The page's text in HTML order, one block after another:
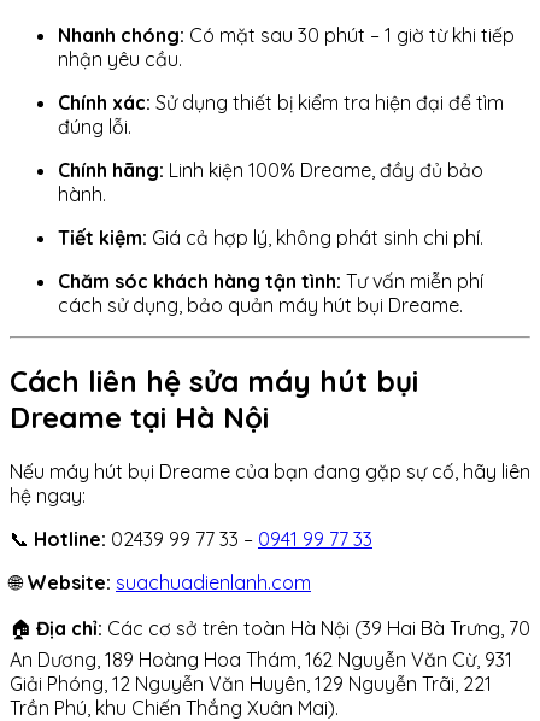
Nhanh chóng: Có mặt sau 30 phút – 1 giờ từ khi tiếp
nhận yêu cầu.
Chính xác: Sử dụng thiết bị kiểm tra hiện đại để tìm
đúng lỗi.
Chính hãng: Linh kiện 100% Dreame, đầy đủ bảo
hành.
Tiết kiệm: Giá cả hợp lý, không phát sinh chi phí.
Chăm sóc khách hàng tận tình: Tư vấn miễn phí
cách sử dụng, bảo quản máy hút bụi Dreame.
Cách liên hệ sửa máy hút bụi
Dreame tại Hà Nội
Nếu máy hút bụi Dreame của bạn đang gặp sự cố, hãy liên
hệ ngay:
📞 Hotline: 02439 99 77 33 – 0941 99 77 33
🌐Website: suachuadienlanh.com
🏠 Địa chỉ: Các cơ sở trên toàn Hà Nội (39 Hai Bà Trưng, 70
An Dương, 189 Hoàng Hoa Thám, 162 Nguyễn Văn Cừ, 931
Giải Phóng, 12 Nguyễn Văn Huyên, 129 Nguyễn Trãi, 221
Trần Phú, khu Chiến Thắng Xuân Mai).